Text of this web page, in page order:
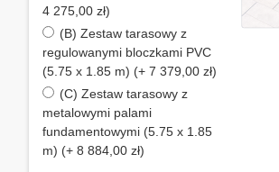
4 275,00 zł)
(B) Zestaw tarasowy z
regulowanymi bloczkami PVC
(5.75 x 1.85 m) (+ 7 379,00 zł)
(C) Zestaw tarasowy z
metalowymi palami
fundamentowymi (5.75 x 1.85
m) (+ 8 884,00 zł)